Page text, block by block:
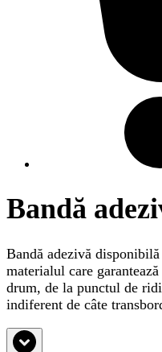
Bandă
Bandă adezivă
materialul care
drum, de la punctul de
indiferent de câte